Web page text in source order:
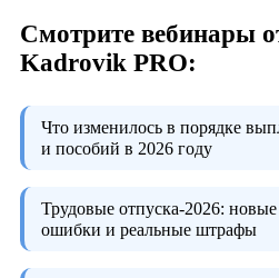
Смотрите вебинары
Kadrovik PRO:
Что изменилось в порядке
и пособий в 2026 году
Трудовые отпуска-2026: новые
ошибки и реальные штрафы